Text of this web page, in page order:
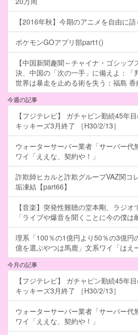
【2016年秋】今期のアニメを自由に
ポケモンGOアプリ部part1()
【中国新聞趣聞～チャイナ・ゴシッ
決、中国の「次の一手」に備えよ：「
世界は暴走を止める術を失う：福島 香
今週の記事
【フジテレビ】 ガチャピン勤続45年
キッキーズ3月終了 ［H30/2/13］
ウォーターサーバー業者「サーバー代
ワイ「ええな、契約や！」
詐欺師ヒカルと詐欺グループVAZ関コ
垢凍結【part66】
【音楽】突発性難聴の堂本剛、ラジオ
「ライブや爆音を聞くことに今の僕は
理系「100％の1億円より50％の3億円
億を選ぶやつは馬鹿」文系ワイ「はえ
今月の記事
【フジテレビ】 ガチャピン勤続45年
キッキーズ3月終了 ［H30/2/13］
ウォーターサーバー業者「サーバー代
ワイ「ええな、契約や！」